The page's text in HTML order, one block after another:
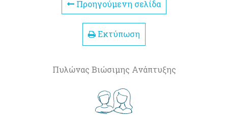
Προηγούμενη σελίδα
Εκτύπωση
Πυλώνας Βιώσιμης Ανάπτυξης